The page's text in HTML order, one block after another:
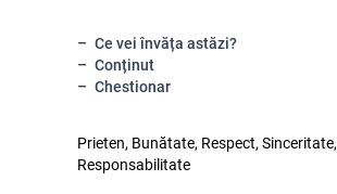
Ce vei învăța astăzi?
Conținut
Chestionar
Prieten, Bunătate, Respect, Sinceritate,
Responsabilitate